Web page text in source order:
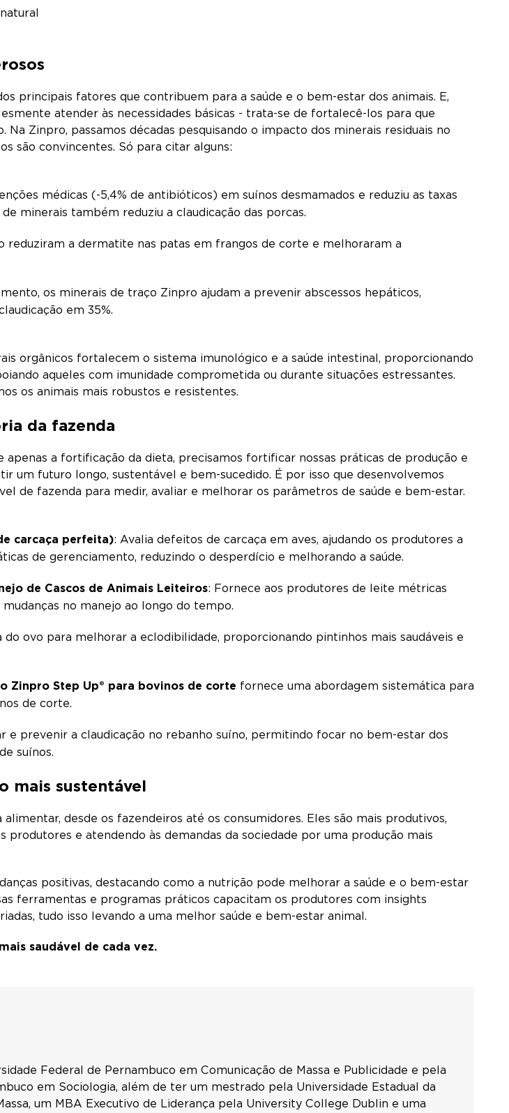
principais fatores que contribuem para a saúde e o bem-estar dos animais. E,
atender às necessidades básicas - trata-se de fortalecê-los para que
Zinpro, passamos décadas pesquisando o impacto dos minerais residuais no
são convincentes. Só para citar alguns:
médicas (-5,4% de antibióticos) em suínos desmamados e reduziu as taxas
minerais também reduziu a claudicação das porcas.
reduziram a dermatite nas patas em frangos de corte e melhoraram a
os minerais de traço Zinpro ajudam a prevenir abscessos hepáticos,
em 35%.
orgânicos fortalecem o sistema imunológico e a saúde intestinal, proporcionando
aqueles com imunidade comprometida ou durante situações estressantes.
os animais mais robustos e resistentes.
da fazenda
apenas a fortificação da dieta, precisamos fortificar nossas práticas de produção e
um futuro longo, sustentável e bem-sucedido. É por isso que desenvolvemos
de fazenda para medir, avaliar e melhorar os parâmetros de saúde e bem-estar.
carcaça perfeita): Avalia defeitos de carcaça em aves, ajudando os produtores a
de gerenciamento, reduzindo o desperdício e melhorando a saúde.
de Cascos de Animais Leiteiros: Fornece aos produtores de leite métricas
no manejo ao longo do tempo.
do ovo para melhorar a eclodibilidade, proporcionando pintinhos mais saudáveis e
Zinpro Step Up® para bovinos de corte fornece uma abordagem sistemática para
de corte.
e prevenir a claudicação no rebanho suíno, permitindo focar no bem-estar dos
suínos.
mais sustentável
desde os fazendeiros até os consumidores. Eles são mais produtivos,
e atendendo às demandas da sociedade por uma produção mais
positivas, destacando como a nutrição pode melhorar a saúde e o bem-estar
ferramentas e programas práticos capacitam os produtores com insights
tudo isso levando a uma melhor saúde e bem-estar animal.
saudável de cada vez.
Federal de Pernambuco em Comunicação de Massa e Publicidade e pela
em Sociologia, além de ter um mestrado pela Universidade Estadual da
um MBA Executivo de Liderança pela University College Dublin e uma